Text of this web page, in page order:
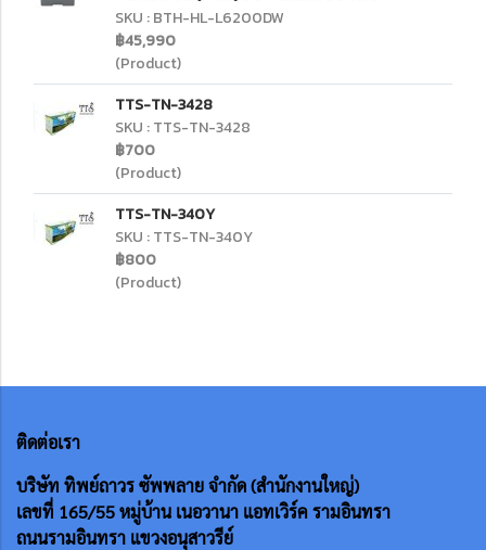
SKU : BTH-HL-L6200DW
฿45,990
(Product)
TTS-TN-3428
SKU : TTS-TN-3428
฿700
(Product)
TTS-TN-340Y
SKU : TTS-TN-340Y
฿800
(Product)
ติดต่อเรา
บริษัท ทิพย์ถาวร ซัพพลาย จำกัด (สำนักงานใหญ่)
เลขที่ 165/55หมู่บ้าน เนอวานา แอทเวิร์ค รามอินทรา
ถนนรามอินทรา แขวงอนุสาวรีย์